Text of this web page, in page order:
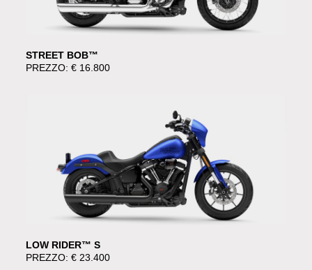
STREET BOB™
PREZZO: € 16.800
LOW RIDER™ S
PREZZO: € 23.400